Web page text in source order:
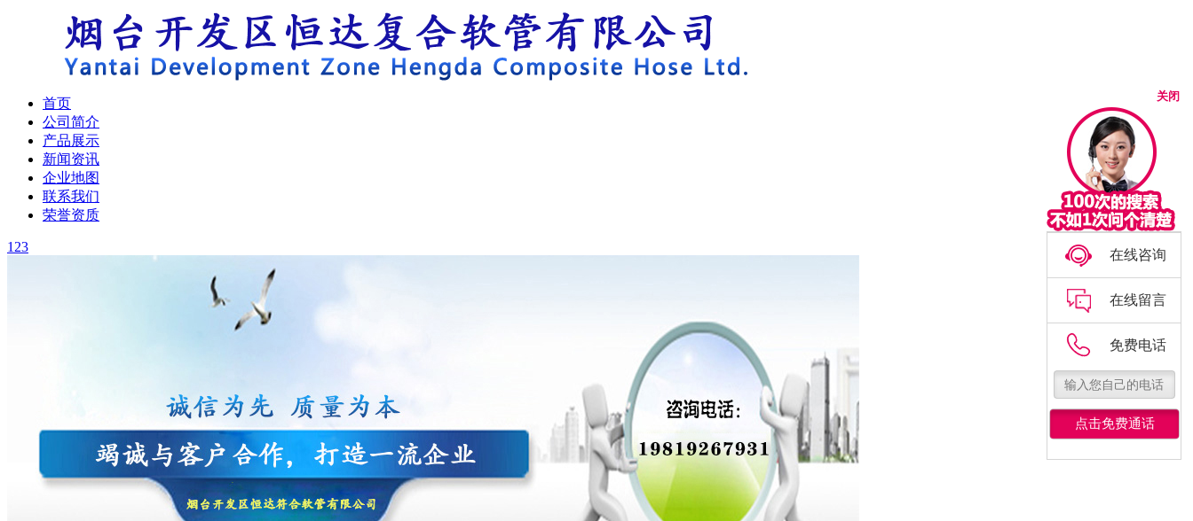
首页
公司简介
产品展示
新闻资讯
企业地图
联系我们
荣誉资质
1 23